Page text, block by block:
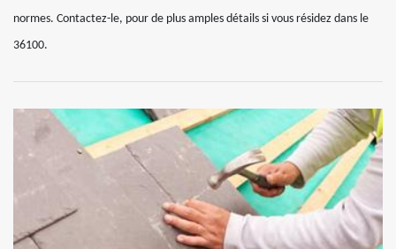
normes. Contactez-le, pour de plus amples détails si vous résidez dans le
36100.